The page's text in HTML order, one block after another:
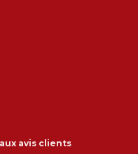
avis clients